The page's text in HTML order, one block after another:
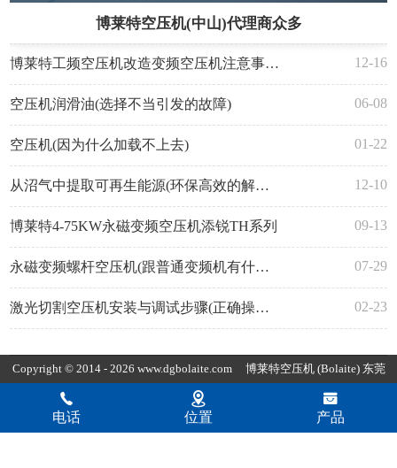
博莱特空压机(中山)代理商众多
博莱特工频空压机改造变频空压机注意事项(确保顺利，提升节能) 12-16
空压机润滑油(选择不当引发的故障) 06-08
空压机(因为什么加载不上去) 01-22
从沼气中提取可再生能源(环保高效的解决方案) 12-10
博莱特4-75KW永磁变频空压机添锐TH系列 09-13
永磁变频螺杆空压机(跟普通变频机有什么不同) 07-29
激光切割空压机安装与调试步骤(正确操作确保正常运行) 02-23
电话 位置 产品
Copyright © 2014 - 2026 www.dgbolaite.com 博莱特空压机 (Bolaite) 东莞
市康普达节能科技有限公司版权所有
安备44190002007797